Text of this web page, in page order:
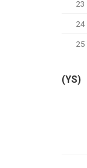
23
24
25
(YS)